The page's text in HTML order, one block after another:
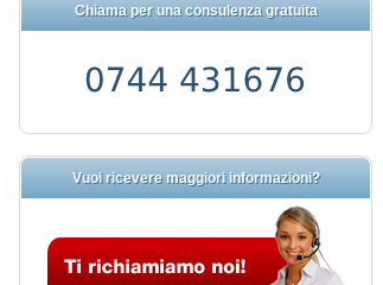
Chiama per una consulenza gratuita
Vuoi ricevere maggiori informazioni?